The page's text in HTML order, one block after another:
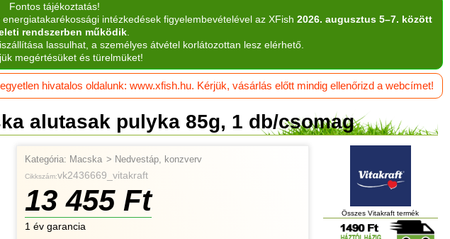
Fontos tájékoztatás!
intézkedések figyelembevételével az XFish 2026. augusztus 5–7. között
rendszerben működik.
lassulhat, a személyes átvétel korlátozottan lesz elérhető.
megértésüket és türelmüket!
hivatalos oldalunk: www.xfish.hu. Kérjük, vásárlás előtt mindig ellenőrizd a webcímet!
alutasak pulyka 85g, 1 db/csomag
Kategória: Macska > Nedvestáp, konzverv
Cikkszám:vk2436669_vitakraft
13 455 Ft
1 év garancia
Összes Vitakraft termék